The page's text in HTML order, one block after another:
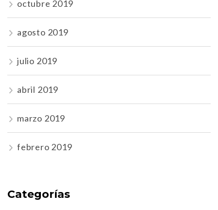
octubre 2019
agosto 2019
julio 2019
abril 2019
marzo 2019
febrero 2019
Categorías